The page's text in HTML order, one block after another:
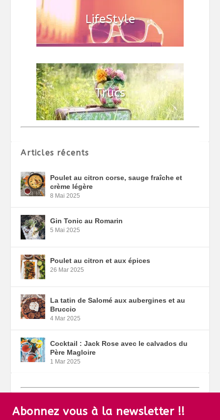
Articles récents
Poulet au citron corse, sauge fraîche et
crème légère
8 Mai 2025
Gin Tonic au Romarin
5 Mai 2025
Poulet au citron et aux épices
26 Mar 2025
La tatin de Salomé aux aubergines et au
Bruccio
4 Mar 2025
Cocktail : Jack Rose avec le calvados du
Père Magloire
1 Mar 2025
Abonnez vous à la newsletter !!